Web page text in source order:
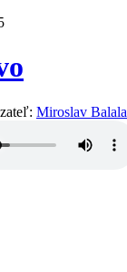
Miroslav Balala